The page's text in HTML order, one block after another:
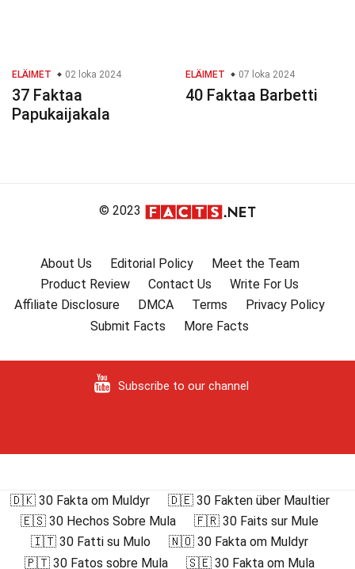
ELÄIMET 02 loka 2024
37 Faktaa
Papukaijakala
ELÄIMET 07 loka 2024
40 Faktaa Barbetti
© 2023
About Us Editorial Policy
Meet the Team
Product Review
Contact Us
Write For Us
Affiliate Disclosure
DMCA Terms
Privacy Policy
Submit Facts
More Facts
Subscribe to our channel
🇩🇰 30 Fakta om Muldyr
🇩🇪 30 Fakten über Maultier
🇪🇸 30 Hechos Sobre Mula
🇫🇷 30 Faits sur Mule
🇮🇹 30 Fatti su Mulo
🇳🇴 30 Fakta om Muldyr
🇵🇹 30 Fatos sobre Mula
🇸🇪 30 Fakta om Mula